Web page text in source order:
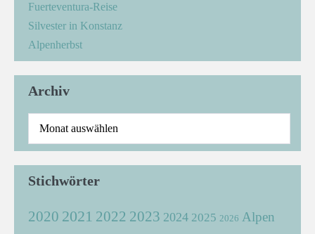
Fuerteventura-Reise
Silvester in Konstanz
Alpenherbst
Archiv
Stichwörter
2020 2021 2022 2023 2024 2025 2026 Alpen